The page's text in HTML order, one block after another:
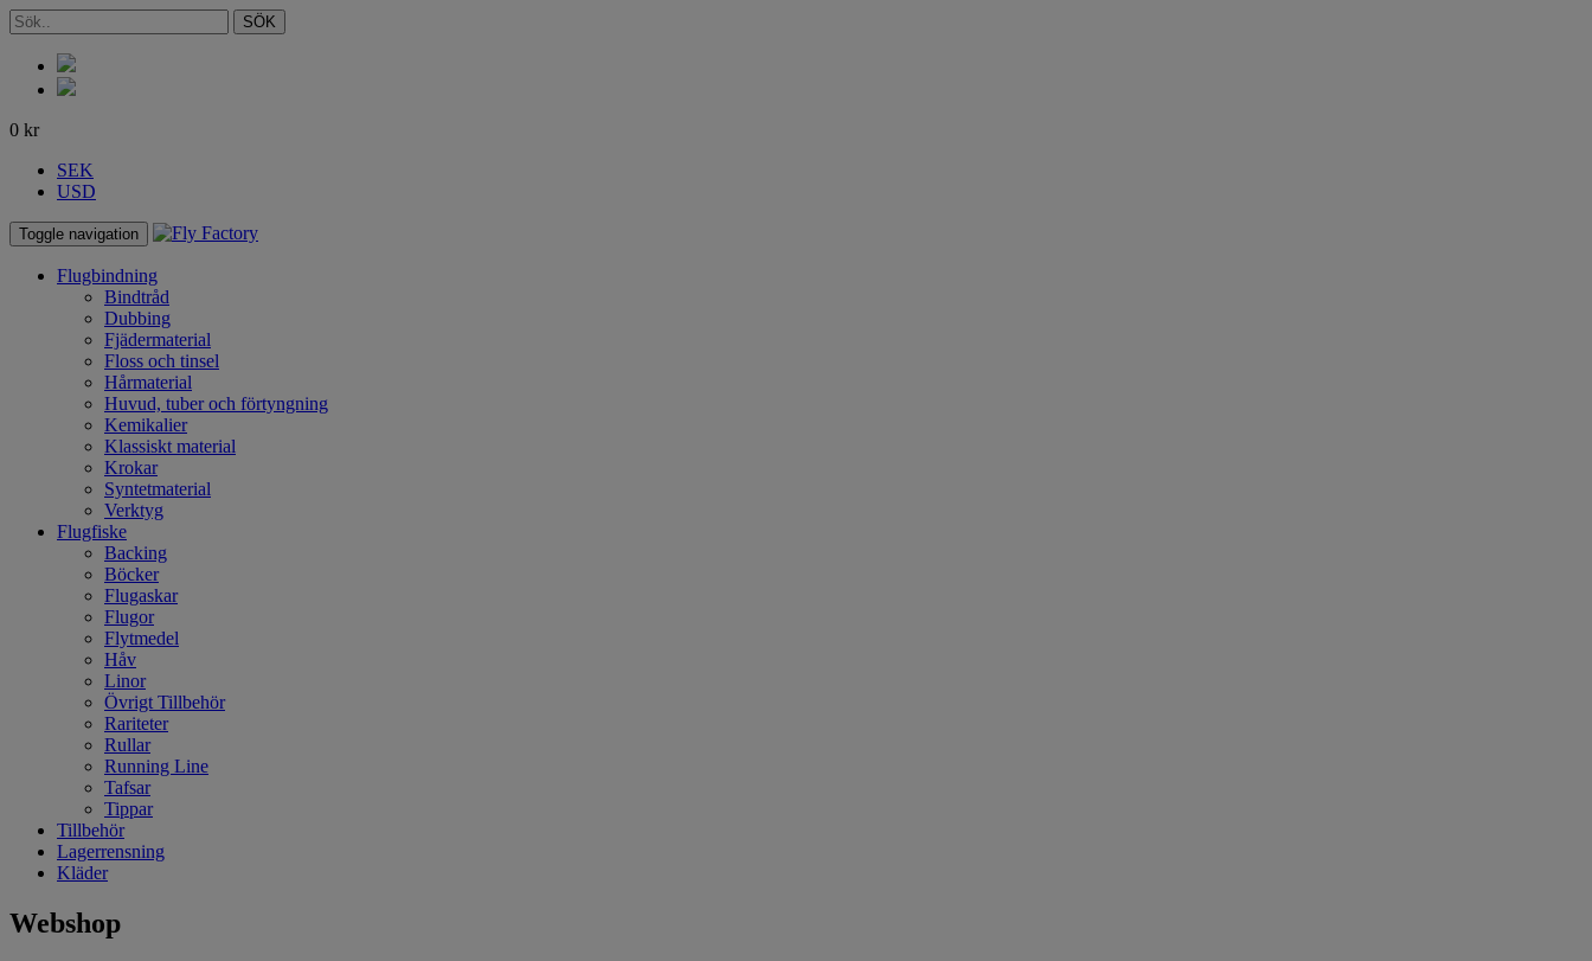
SÖK
0 kr
SEK
USD
Toggle navigation
Flugbindning
Bindtråd
Dubbing
Fjädermaterial
Floss och tinsel
Hårmaterial
Huvud, tuber och förtyngning
Kemikalier
Klassiskt material
Krokar
Syntetmaterial
Verktyg
Flugfiske
Backing
Böcker
Flugaskar
Flugor
Flytmedel
Håv
Linor
Övrigt Tillbehör
Rariteter
Rullar
Running Line
Tafsar
Tippar
Tillbehör
Lagerrensning
Kläder
Webshop